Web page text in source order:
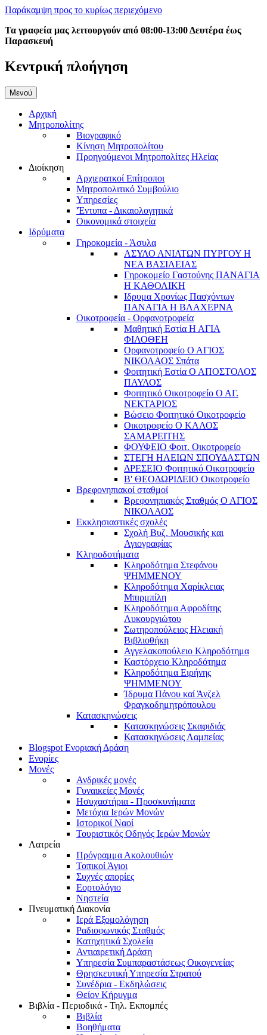
Παράκαμψη προς το κυρίως περιεχόμενο
Τα γραφεία μας λειτουργούν από 08:00-13:00 Δευτέρα έως
Παρασκευή
Κεντρική πλοήγηση
Μενού
Αρχική
Μητροπολίτης
Βιογραφικό
Κίνηση Μητροπολίτου
Προηγούμενοι Μητροπολίτες Ηλείας
Διοίκηση
Αρχιερατκοί Επίτροποι
Μητροπολιτικό Συμβούλιο
Υπηρεσίες
'Έντυπα - Δικαιολογητικά
Οικονομικά στοιχεία
Ιδρύματα
Γηροκομεία - Άσυλα
ΑΣΥΛΟ ΑΝΙΑΤΩΝ ΠΥΡΓΟΥ Η
ΝΕΑ ΒΑΣΙΛΕΙΑΣ
Γηροκομείο Γαστούνης ΠΑΝΑΓΙΑ
Η ΚΑΘΟΛΙΚΗ
Ιδρυμα Χρονίως Πασχόντων
ΠΑΝΑΓΙΑ Η ΒΛΑΧΕΡΝΑ
Οικοτροφεία - Ορφανοτροφεία
Μαθητική Εστία Η ΑΓΙΑ
ΦΙΛΟΘΕΗ
Ορφανοτροφείο Ο ΑΓΙΟΣ
ΝΙΚΟΛΑΟΣ Σπάτα
Φοιτητική Εστία Ο ΑΠΟΣΤΟΛΟΣ
ΠΑΥΛΟΣ
Φοιτητικό Οικοτροφείο Ο ΑΓ.
ΝΕΚΤΑΡΙΟΣ
Βώσειο Φοιτητικό Οικοτροφείο
Οικοτροφείο Ο ΚΑΛΟΣ
ΣΑΜΑΡΕΙΤΗΣ
ΦΟΥΦΕΙΟ Φοιτ. Οικοτροφείο
ΣΤΕΓΗ ΗΛΕΙΩΝ ΣΠΟΥΔΑΣΤΩΝ
ΔΡΕΣΕΙΟ Φοιτητικό Οικοτροφείο
Β' ΘΕΟΔΩΡΙΔΕΙΟ Οικοτροφείο
Βρεφονηπιακοί σταθμοί
Βρεφονηπιακός Σταθμός Ο ΑΓΙΟΣ
ΝΙΚΟΛΑΟΣ
Εκκλησιαστικές σχολές
Σχολή Βυζ. Μουσικής και
Αγιογραφίας
Κληροδοτήματα
Κληροδότημα Στεφάνου
ΨΗΜΜΕΝΟΥ
Κληροδότημα Χαρίκλειας
Μπιρμπίλη
Κληροδότημα Αφροδίτης
Λυκουργιώτου
Σωτηροπούλειος Ηλειακή
Βιβλιοθήκη
Αγγελακοπούλειο Κληροδότημα
Καστόρχειο Κληροδότημα
Κληροδότημα Ειρήνης
ΨΗΜΜΕΝΟΥ
Ίδρυμα Πάνου καί Άνζελ
Φραγκοδημητρόπουλου
Κατασκηνώσεις
Κατασκηνώσεις Σκαφιδιάς
Κατασκηνώσεις Λαμπείας
Blogspot Ενοριακή Δράση
Ενορίες
Μονές
Ανδρικές μονές
Γυναικείες Μονές
Ησυχαστήρια - Προσκυνήματα
Μετόχια Ιερών Μονών
Ιστορικοί Ναοί
Τουριστικός Οδηγός Ιερών Μονών
Λατρεία
Πρόγραμμα Ακολουθιών
Τοπικοί Άγιοι
Συχνές απορίες
Εορτολόγιο
Νηστεία
Πνευματική Διακονία
Ιερά Εξομολόγηση
Ραδιοφωνικός Σταθμός
Κατηχητικά Σχολεία
Αντιαιρετική Δράση
Υπηρεσία Συμπαραστάσεως Οικογενείας
Θρησκευτική Υπηρεσία Στρατού
Συνέδρια - Εκδηλώσεις
Θείον Κήρυγμα
Βιβλία - Περιοδικά - Τηλ. Εκπομπές
Βιβλία
Βοηθήματα